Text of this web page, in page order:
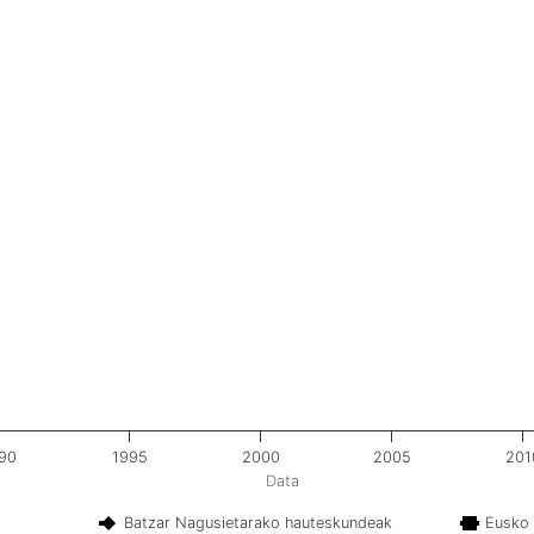
Data
Batzar Nagusietarako hauteskundeak
1995 2000 2005